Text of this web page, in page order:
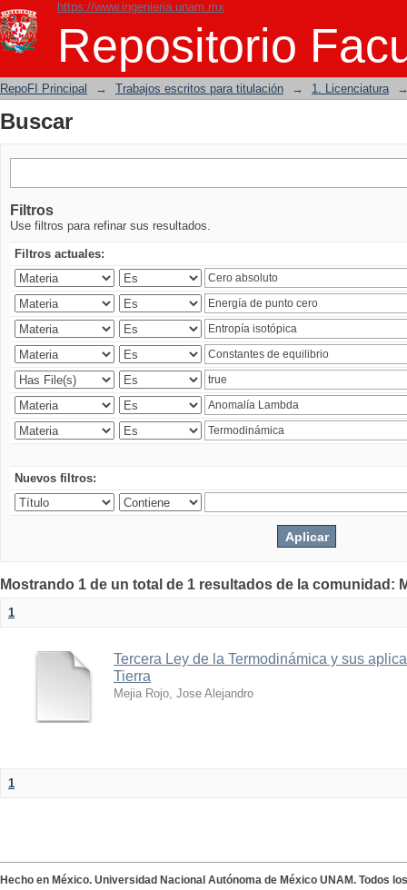
https://www.ingenieria.unam.mx
Repositorio
Buscar
RepoFI Principal → Trabajos escritos para titulación → 1. Licenciatura
Buscar
Filtros
Use filtros para refinar sus resultados.
Filtros actuales:
Nuevos filtros:
Mostrando 1 de un total de 1 resultados de la comunidad:
1
Tercera Ley de la Termodinámica y sus
Tierra
Mejia Rojo, Jose Alejandro
1
Hecho en México. Universidad Nacional Autónoma de México UNAM. Todos